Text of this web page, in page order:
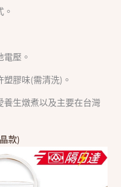
壓。
膠味(需清洗)。
生燉煮以及主要在台灣
款)